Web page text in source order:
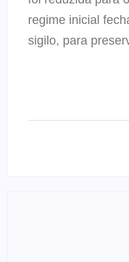
regime inicial
sigilo, para